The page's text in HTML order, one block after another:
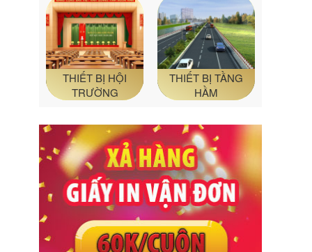
THIẾT BỊ HỘI
TRƯỜNG
THIẾT BỊ TẦNG
HẦM